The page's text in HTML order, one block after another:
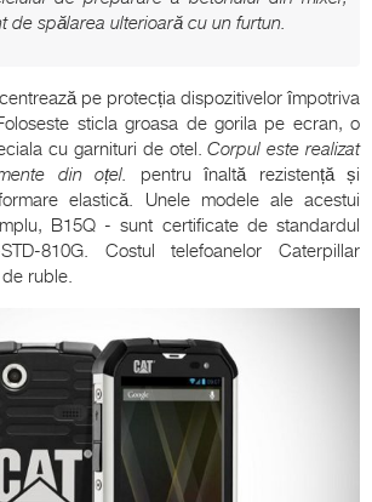
de spălarea ulterioară cu un furtun.
pe protecția dispozitivelor împotriva
sticla groasa de gorila pe ecran, o
cu garnituri de otel.Corpul este realizat
din oțel.
pentru înaltă rezistență și
elastică. Unele modele ale acestui
B15Q - sunt certificate de standardul
810G. Costul telefoanelor Caterpillar
ruble.